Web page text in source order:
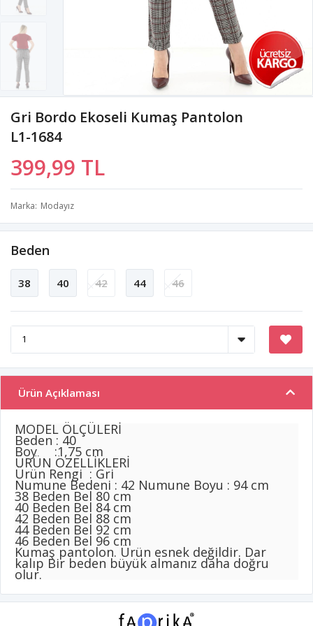
Gri Bordo Ekoseli Kumaş Pantolon
L1-1684
399,99 TL
Marka Modayız
Beden
38 40 42 44 46
Ürün Açıklaması
MODEL ÖLÇÜLERİ
Beden : 40
Boy :1,75 cm
ÜRÜN ÖZELLİKLERİ
Ürün Rengi : Gri
Numune Bedeni : 42 Numune Boyu : 94 cm
38 Beden Bel 80 cm
40 Beden Bel 84 cm
42 Beden Bel 88 cm
44 Beden Bel 92 cm
46 Beden Bel 96 cm
Kumaş pantolon. Ürün esnek değildir. Dar
kalıp Bir beden büyük almanız daha doğru
olur.